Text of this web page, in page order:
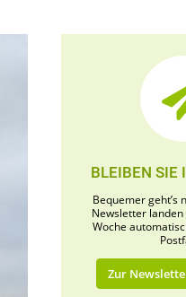
BLEIBEN SIE
Bequemer geht’s
Newsletter
Woche
Zur